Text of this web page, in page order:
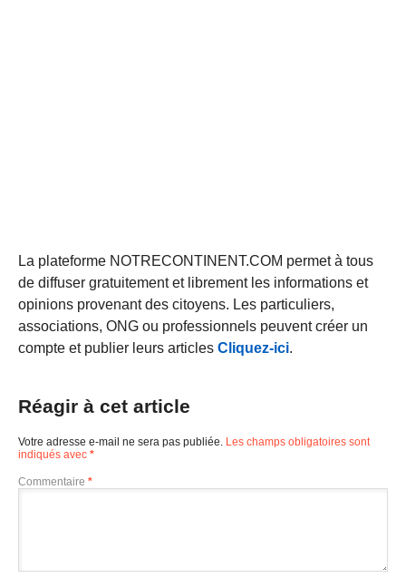
La plateforme NOTRECONTINENT.COM permet à tous
de diffuser gratuitement et librement les informations et
opinions provenant des citoyens. Les particuliers,
associations, ONG ou professionnels peuvent créer un
compte et publier leurs articles Cliquez-ici.
Réagir à cet article
Votre adresse e-mail ne sera pas publiée. Les champs obligatoires sont
indiqués avec *
Commentaire *